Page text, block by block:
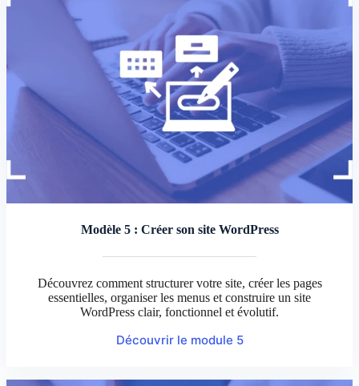
Modèle 5 : Créer son site WordPress
Découvrez comment structurer votre site, créer les pages
essentielles, organiser les menus et construire un site
WordPress clair, fonctionnel et évolutif.
Découvrir le module 5